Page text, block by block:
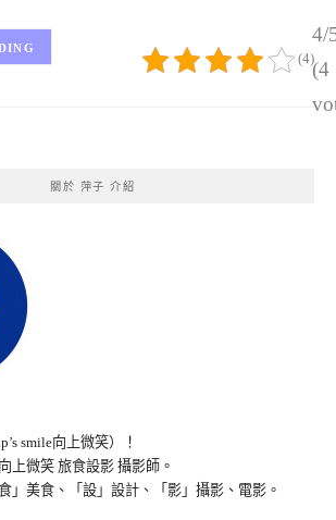
4/
(4
(4)
關於 萍子 介紹
smile向上微笑）！
上微笑 旅食設影 攝影師。
」美食、「設」設計、「影」攝影、電影。